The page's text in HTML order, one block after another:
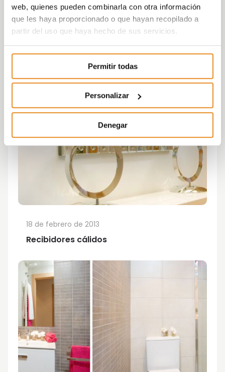
web, quienes pueden combinarla con otra información
que les haya proporcionado o que hayan recopilado a
partir del uso que haya hecho de sus servicios.
Permitir todas
Personalizar
Denegar
Recibidores cálidos
18 de febrero de 2013